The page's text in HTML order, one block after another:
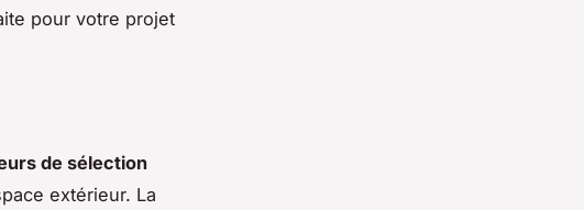
pour votre projet
de sélection
extérieur. La